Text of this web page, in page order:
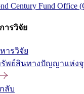
Century Fund Office
ารวิจัย
ารวิจัย
พย์สินทางปัญญาแห่ง
ลับ